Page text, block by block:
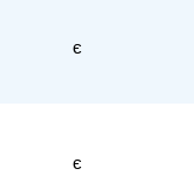
є
є